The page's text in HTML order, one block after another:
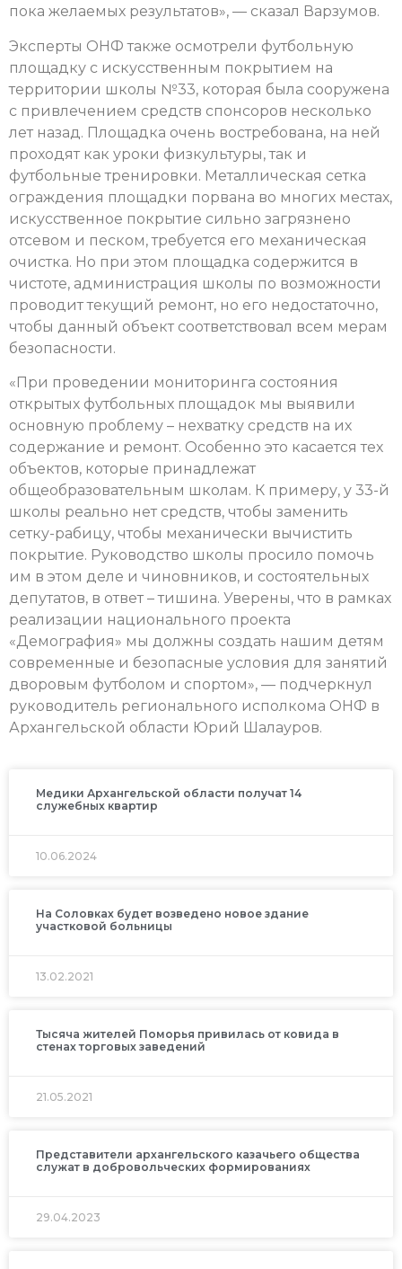
пока желаемых результатов», — сказал Варзумов.
Эксперты ОНФ также осмотрели футбольную
площадку с искусственным покрытием на
территории школы №33, которая была сооружена
с привлечением средств спонсоров несколько
лет назад. Площадка очень востребована, на ней
проходят как уроки физкультуры, так и
футбольные тренировки. Металлическая сетка
ограждения площадки порвана во многих местах,
искусственное покрытие сильно загрязнено
отсевом и песком, требуется его механическая
очистка. Но при этом площадка содержится в
чистоте, администрация школы по возможности
проводит текущий ремонт, но его недостаточно,
чтобы данный объект соответствовал всем мерам
безопасности.
«При проведении мониторинга состояния
открытых футбольных площадок мы выявили
основную проблему – нехватку средств на их
содержание и ремонт. Особенно это касается тех
объектов, которые принадлежат
общеобразовательным школам. К примеру, у 33-й
школы реально нет средств, чтобы заменить
сетку-рабицу, чтобы механически вычистить
покрытие. Руководство школы просило помочь
им в этом деле и чиновников, и состоятельных
депутатов, в ответ – тишина. Уверены, что в рамках
реализации национального проекта
«Демография» мы должны создать нашим детям
современные и безопасные условия для занятий
дворовым футболом и спортом», — подчеркнул
руководитель регионального исполкома ОНФ в
Архангельской области Юрий Шалауров.
Медики Архангельской области получат 14
служебных квартир
10.06.2024
На Соловках будет возведено новое здание
участковой больницы
13.02.2021
Тысяча жителей Поморья привилась от ковида в
стенах торговых заведений
21.05.2021
Представители архангельского казачьего общества
служат в добровольческих формированиях
29.04.2023